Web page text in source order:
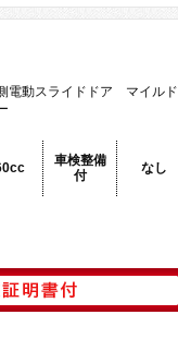
動スライドドア マイルド
車検整備
付
なし